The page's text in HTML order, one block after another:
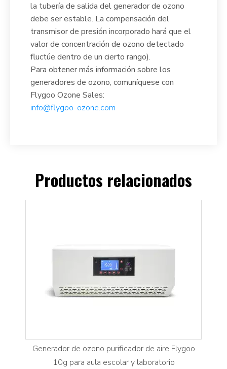
la tubería de salida del generador de ozono
debe ser estable. La compensación del
transmisor de presión incorporado hará que el
valor de concentración de ozono detectado
fluctúe dentro de un cierto rango).
Para obtener más información sobre los
generadores de ozono, comuníquese con
Flygoo Ozone Sales:
info@flygoo-ozone.com
Productos relacionados
Generador de ozono purificador de aire Flygoo
10g para aula escolar y laboratorio